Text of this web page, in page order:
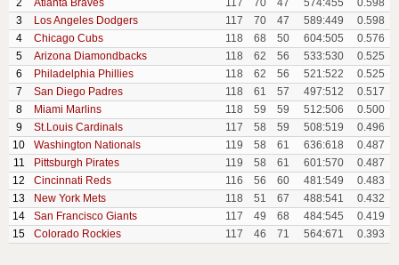
2 Atlanta Braves 117 70 47 574:455
0.598
3
Los Angeles Dodgers 117 70 47 589:449
0.598
4
Chicago Cubs 118 68 50 604:505
0.576
5
Arizona Diamondbacks 118 62 56 533:530
0.525
6
Philadelphia Phillies 118 62 56 521:522
0.525
7
San Diego Padres 118 61 57 497:512
0.517
8
Miami Marlins 118 59 59 512:506
0.500
9
St.Louis Cardinals 117 58 59 508:519
0.496
10
Washington Nationals 119 58 61 636:618
0.487
11
Pittsburgh Pirates 119 58 61 601:570
0.487
12
Cincinnati Reds 116 56 60 481:549
0.483
13
New York Mets 118 51 67 488:541
0.432
14
San Francisco Giants 117 49 68 484:545
0.419
15
Colorado Rockies 117 46 71 564:671 0.393